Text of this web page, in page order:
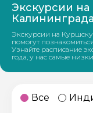
Экскурсии
Калининграда
Экскурсии на
помогут
Узнайте расписание
года, у нас самые
Все